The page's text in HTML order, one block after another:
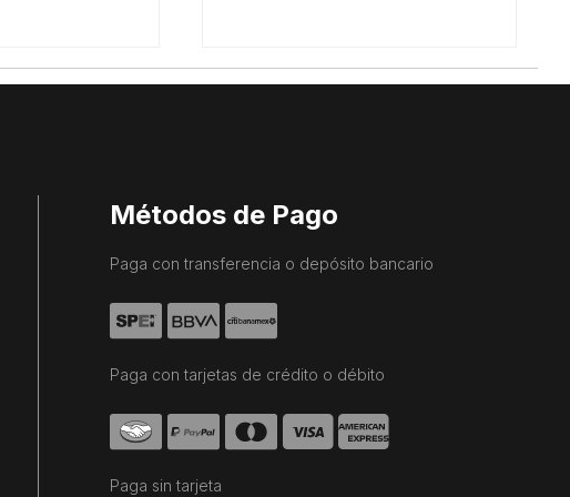
Métodos de Pago
Paga con transferencia o depósito bancario
Paga con tarjetas de crédito o débito
Paga sin tarjeta